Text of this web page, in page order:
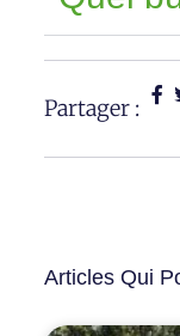
Partager :
Articles Qui